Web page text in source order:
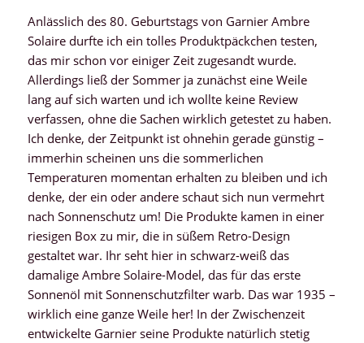
Anlässlich des 80. Geburtstags von Garnier Ambre
Solaire durfte ich ein tolles Produktpäckchen testen,
das mir schon vor einiger Zeit zugesandt wurde.
Allerdings ließ der Sommer ja zunächst eine Weile
lang auf sich warten und ich wollte keine Review
verfassen, ohne die Sachen wirklich getestet zu haben.
Ich denke, der Zeitpunkt ist ohnehin gerade günstig –
immerhin scheinen uns die sommerlichen
Temperaturen momentan erhalten zu bleiben und ich
denke, der ein oder andere schaut sich nun vermehrt
nach Sonnenschutz um! Die Produkte kamen in einer
riesigen Box zu mir, die in süßem Retro-Design
gestaltet war. Ihr seht hier in schwarz-weiß das
damalige Ambre Solaire-Model, das für das erste
Sonnenöl mit Sonnenschutzfilter warb. Das war 1935 –
wirklich eine ganze Weile her! In der Zwischenzeit
entwickelte Garnier seine Produkte natürlich stetig